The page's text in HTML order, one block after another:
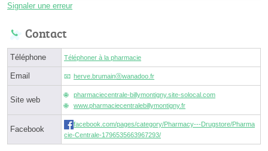
Signaler une erreur
Contact
Téléphone Téléphoner à la pharmacie
Email herve.brumainⓐwanadoo.fr
Site web
pharmaciecentrale-billymontigny.site-solocal.com
www.pharmaciecentralebillymontigny.fr
Facebook
facebook.com/pages/category/Pharmacy---Drugstore/Pharma
cie-Centrale-1796535663967293/